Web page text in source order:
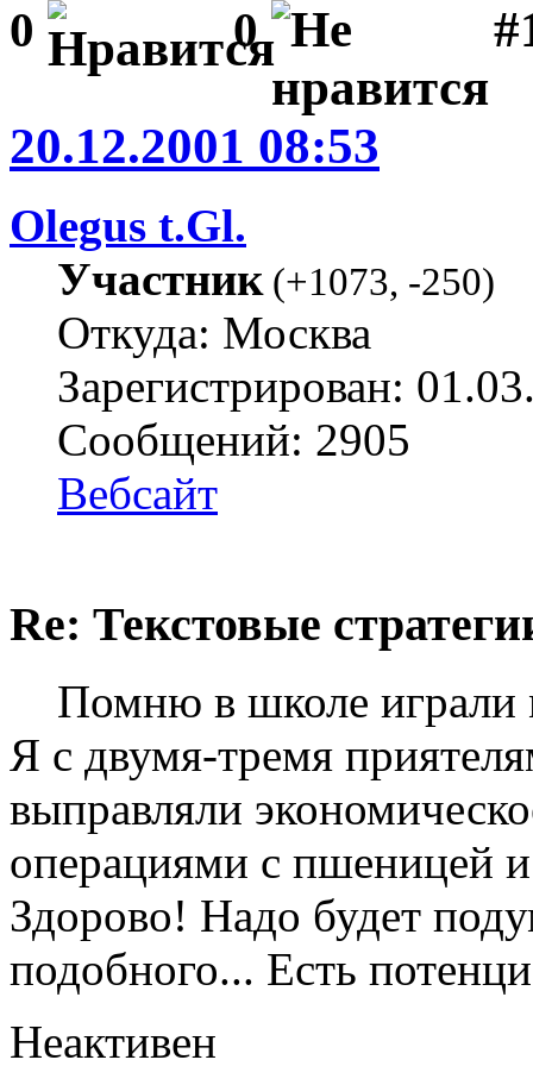
0 0
20.12.2001 08:53
Olegus t.Gl.
Участник(+1073, -250)
Откуда: Москва
Зарегистрирован:
Сообщений: 2905
Вебсайт
Re: Текстовые
Помню в школе играли
Я с двумя-тремя
выправляли
операциями с пшеницей
Здорово! Надо будет
подобного... Есть
Неактивен